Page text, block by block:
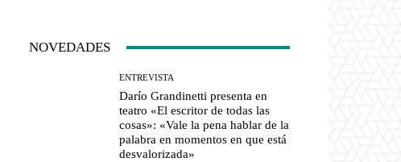
NOVEDADES
ENTREVISTA
Darío Grandinetti presenta en
teatro «El escritor de todas las
cosas»: «Vale la pena hablar de la
palabra en momentos en que está
desvalorizada»